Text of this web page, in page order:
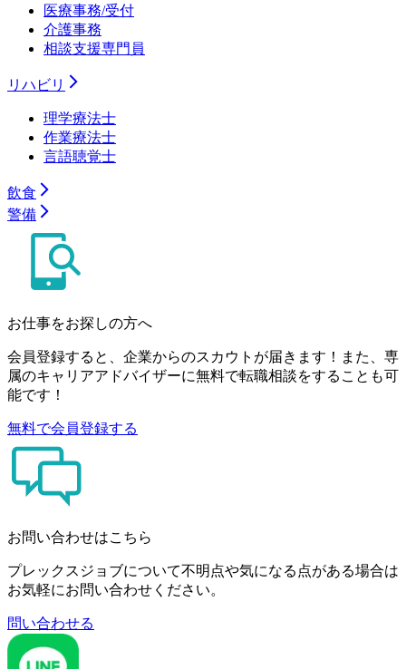
医療事務/受付
介護事務
相談支援専門員
リハビリ
理学療法士
作業療法士
言語聴覚士
飲食
警備
お仕事をお探しの方へ
会員登録すると、企業からのスカウトが届きます！また、専
属のキャリアアドバイザーに無料で転職相談をすることも可
能です！
無料で会員登録する
お問い合わせはこちら
プレックスジョブについて不明点や気になる点がある場合は
お気軽にお問い合わせください。
問い合わせる